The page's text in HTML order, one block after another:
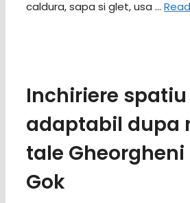
caldura, sapa si glet, usa …
Inchiriere spatiu
adaptabil dupa
tale
Gok